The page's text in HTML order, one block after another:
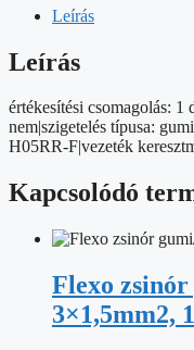
Leírás
Leírás
értékesítési csomagolás: 1
nem|szigetelés típusa:
H05RR-F|vezeték
Kapcsolódó
Flexo
3×1,5mm2,